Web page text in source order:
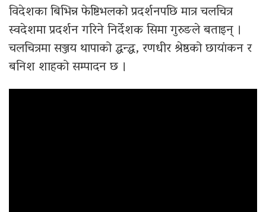
विदेशका बिभिन्न फेष्टिभलको प्रदर्शनपछि मात्र चलचित्र
स्वदेशमा प्रदर्शन गरिने निर्देशक सिमा गुरुङले बताइन् ।
चलचित्रमा सञ्जय थापाको द्धन्द्ध, रणधीर श्रेष्ठको छायांकन र
बनिश शाहको सम्पादन छ ।